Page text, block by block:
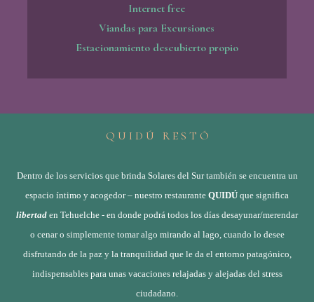
Internet free
Viandas para Excursiones
Estacionamiento descubierto propio
Q U I D Ú R E S T Ó
Dentro de los servicios que brinda Solares del Sur también se encuentra un
espacio íntimo y acogedor – nuestro restaurante QUIDÚ que significa
libertad en Tehuelche - en donde podrá todos los días desayunar/merendar
o cenar o simplemente tomar algo mirando al lago, cuando lo desee
disfrutando de la paz y la tranquilidad que le da el entorno patagónico,
indispensables para unas vacaciones relajadas y alejadas del stress
ciudadano.